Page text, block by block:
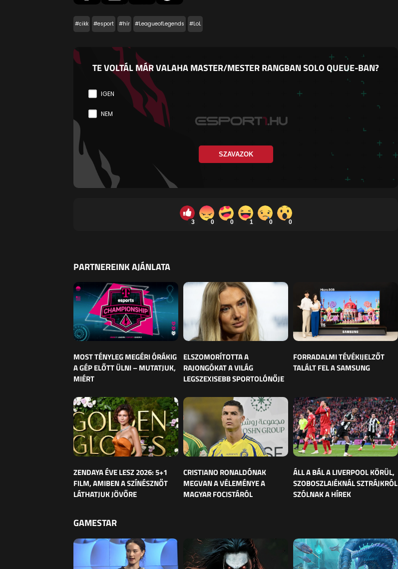
#cikk #esport #hír #LeagueofLegends #LoL
TE VOLTÁL MÁR VALAHA MASTER/MESTER RANGBAN SOLO QUEUE-BAN?
IGEN
NEM
SZAVAZOK
3 0 0 1 0 0
PARTNEREINK AJÁNLATA
MOST TÉNYLEG MEGÉRI ÓRÁKIG
A GÉP ELŐTT ÜLNI – MUTATJUK,
MIÉRT
ELSZOMORÍTOTTA A
RAJONGÓKAT A VILÁG
LEGSZEXISEBB SPORTOLÓNŐJE
FORRADALMI TÉVÉKIJELZŐT
TALÁLT FEL A SAMSUNG
ZENDAYA ÉVE LESZ 2026: 5+1
FILM, AMIBEN A SZÍNÉSZNŐT
LÁTHATJUK JÖVŐRE
CRISTIANO RONALDÓNAK
MEGVAN A VÉLEMÉNYE A
MAGYAR FOCISTÁRÓL
ÁLL A BÁL A LIVERPOOL KÖRÜL,
SZOBOSZLAIÉKNÁL SZTRÁJKRÓL
SZÓLNAK A HÍREK
GAMESTAR